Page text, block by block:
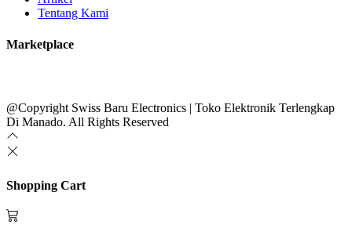
Tentang Kami
Marketplace
@Copyright Swiss Baru Electronics | Toko Elektronik Terlengkap
Di Manado. All Rights Reserved
Shopping Cart